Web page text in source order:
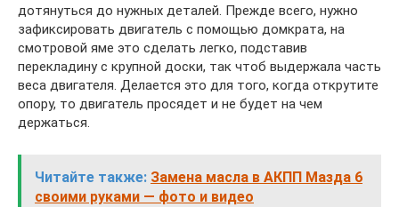
дотянуться до нужных деталей. Прежде всего, нужно
зафиксировать двигатель с помощью домкрата, на
смотровой яме это сделать легко, подставив
перекладину с крупной доски, так чтоб выдержала часть
веса двигателя. Делается это для того, когда открутите
опору, то двигатель просядет и не будет на чем
держаться.
Читайте также: Замена масла в АКПП Мазда 6
своими руками — фото и видео